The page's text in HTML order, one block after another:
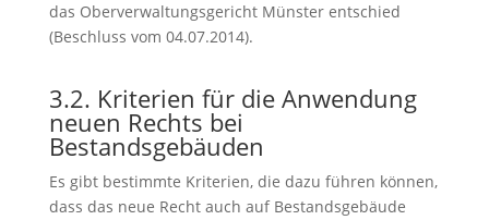
das Oberverwaltungsgericht Münster entschied
(Beschluss vom 04.07.2014).
3.2. Kriterien für die Anwendung
neuen Rechts bei
Bestandsgebäuden
Es gibt bestimmte Kriterien, die dazu führen können,
dass das neue Recht auch auf Bestandsgebäude